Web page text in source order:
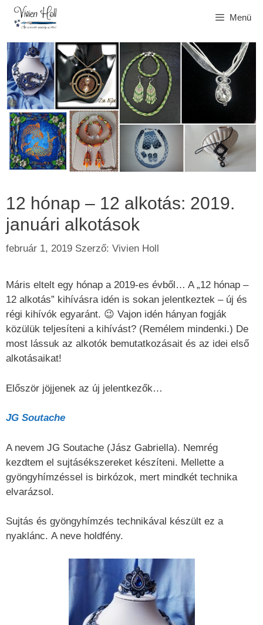
Kilépés
Menü
12 hónap – 12 alkotás: 2019.
januári alkotások
február 1, 2019 Szerző: Vivien Holl
Máris eltelt egy hónap a 2019-es évből… A „12 hónap –
12 alkotás” kihívásra idén is sokan jelentkeztek – új és
régi kihívók egyaránt. 😉 Vajon idén hányan fogják
közülük teljesíteni a kihívást? (Remélem mindenki.) De
most lássuk az alkotók bemutatkozásait és az idei első
alkotásaikat!
Először jöjjenek az új jelentkezők…
JG Soutache
A nevem JG Soutache (Jász Gabriella). Nemrég
kezdtem el sujtásékszereket készíteni. Mellette a
gyöngyhímzéssel is birkózok, mert mindkét technika
elvarázsol.
Sujtás és gyöngyhímzés technikával készült ez a
nyaklánc. A neve holdfény.